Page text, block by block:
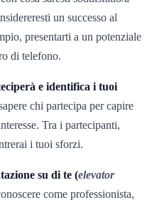
un successo al
presentarti a un potenziale
di telefono.
e identifica i tuoi
chi partecipa per capire
Tra i partecipanti,
i tuoi sforzi.
su di te (elevator
come professionista,